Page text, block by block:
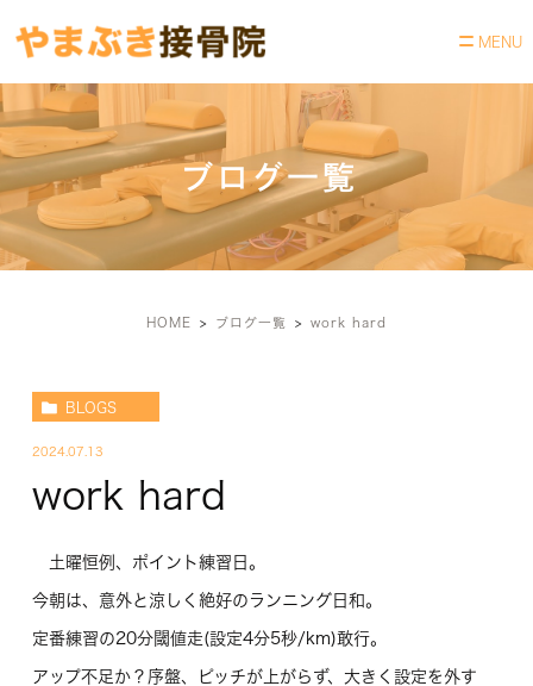
ブログ一覧
HOME ブログ一覧 work hard
BLOGS
2024.07.13
work hard
土曜恒例、ポイント練習日。
今朝は、意外と涼しく絶好のランニング日和。
定番練習の20分閾値走(設定4分5秒/km)敢行。
アップ不足か？序盤、ピッチが上がらず、大きく設定を外す